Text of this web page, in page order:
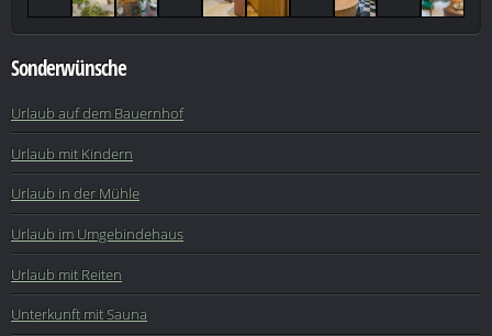
Sonderwünsche
Urlaub auf dem Bauernhof
Urlaub mit Kindern
Urlaub in der Mühle
Urlaub im Umgebindehaus
Urlaub mit Reiten
Unterkunft mit Sauna